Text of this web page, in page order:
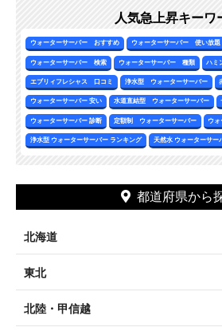
人気急上昇キーワ
ウォーターサーバー おすすめ ウォーターサーバー 使い放題
ウォーターサーバー 検索 ウォーターサーバー 種類 ハミ
エブリィフレシャス 口コミ 浄水型 ウォーターサーバー
ウォーターサーバー 安い 水道直結型 ウォーターサーバー
ウォーターサーバー 診断 定額制 ウォーターサーバー ウ
浄水型 ウォーターサーバー ランキング 天然水 ウォーターサー
都道府県から
北海道
東北
北陸・甲信越